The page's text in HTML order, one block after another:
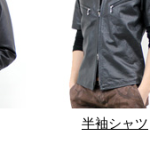
半袖シャツ